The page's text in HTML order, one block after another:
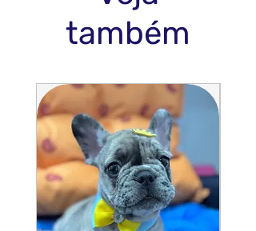
também